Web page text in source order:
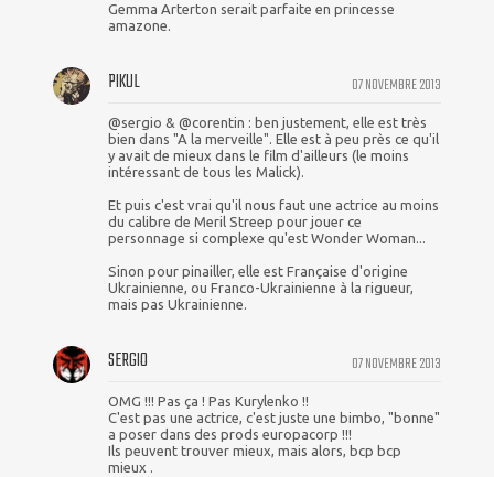
Gemma Arterton serait parfaite en princesse
amazone.
07 NOVEMBRE 2013
PIKUL
@sergio & @corentin : ben justement, elle est très
bien dans "A la merveille". Elle est à peu près ce qu'il
y avait de mieux dans le film d'ailleurs (le moins
intéressant de tous les Malick).
Et puis c'est vrai qu'il nous faut une actrice au moins
du calibre de Meril Streep pour jouer ce
personnage si complexe qu'est Wonder Woman...
Sinon pour pinailler, elle est Française d'origine
Ukrainienne, ou Franco-Ukrainienne à la rigueur,
mais pas Ukrainienne.
07 NOVEMBRE 2013
SERGIO
OMG !!! Pas ça ! Pas Kurylenko !!
C'est pas une actrice, c'est juste une bimbo, "bonne"
a poser dans des prods europacorp !!!
Ils peuvent trouver mieux, mais alors, bcp bcp
mieux .